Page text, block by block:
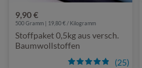
9,90 €
(25)
500 Gramm | 19,80 € / Kilogramm
Stoffpaket 0,5kg aus versch.
Baumwollstoffen